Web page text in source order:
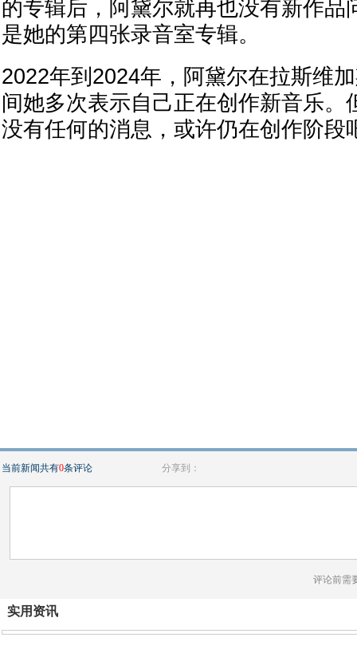
的专辑后，阿黛尔就再也没有新作品
是她的第四张录音室专辑。
2022年到2024年，阿黛尔在拉斯维
间她多次表示自己正在创作新音乐。
没有任何的消息，或许仍在创作阶段
当前新闻共有0条评论 分享到：
评论前需
实用资讯